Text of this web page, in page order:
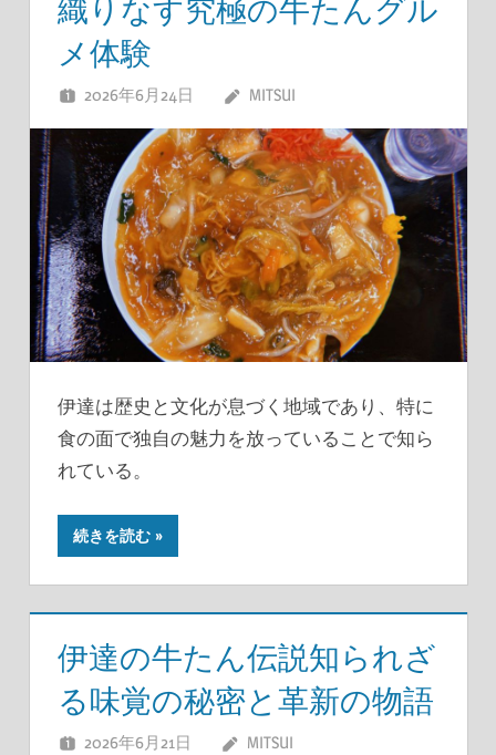
織りなす究極の牛たんグル
メ体験
2026年6月24日 MITSUI
伊達は歴史と文化が息づく地域であり、特に
食の面で独自の魅力を放っていることで知ら
れている。
続きを読む
伊達の牛たん伝説知られざ
る味覚の秘密と革新の物語
2026年6月21日 MITSUI